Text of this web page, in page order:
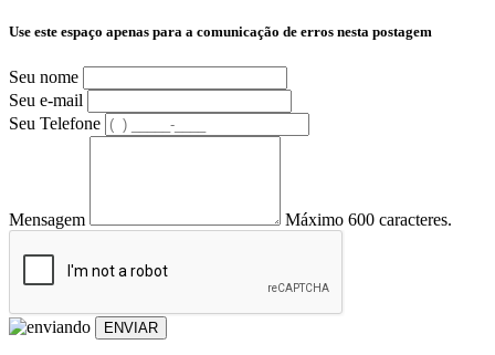
Use este espaço apenas para a comunicação de erros nesta postagem
Seu nome
Seu e-mail
Seu Telefone
Mensagem Máximo 600 caracteres.
ENVIAR